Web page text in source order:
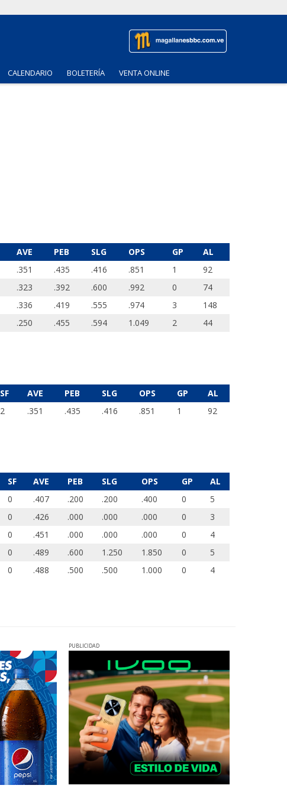
CALENDARIO BOLETERÍA VENTA ONLINE
AVE PEB SLG OPS GP
AL
.351 .435 .416 .851 1
92
.323 .392 .600 .992 0
74
.336 .419 .555 .974 3
148
.250 .455 .594 1.049 2 44
SF AVE PEB SLG OPS GP
AL
2 .351 .435 .416 .851 1 92
SF AVE PEB SLG OPS GP
AL
0 .407 .200 .200 .400 0
5
0 .426 .000 .000 .000 0
3
0 .451 .000 .000 .000 0
4
0 .489 .600 1.250 1.850 0
5
0 .488 .500 .500 1.000 0 4
PUBLICIDAD